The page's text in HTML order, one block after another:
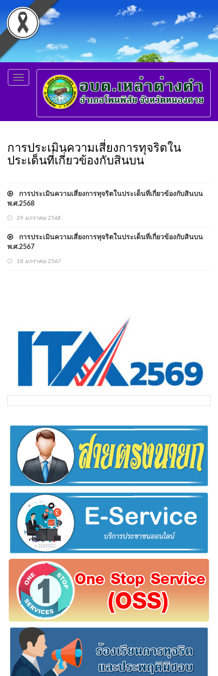
Toggle
navigation
การประเมินความเสี่ยงการทุจริตใน
ประเด็นที่เกี่ยวข้องกับสินบน
การประเมินความเสี่ยงการทุจริตในประเด็นที่เกี่ยวข้องกับสินบน
พ.ศ.2568
29 มกราคม 2568
การประเมินความเสี่ยงการทุจริตในประเด็นที่เกี่ยวข้องกับสินบน
พ.ศ.2567
18 มกราคม 2567